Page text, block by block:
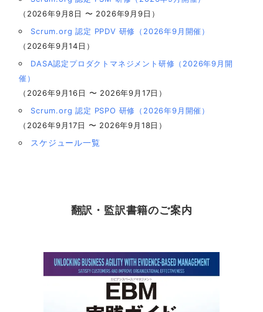
（2026年9月8日 〜 2026年9月9日）
Scrum.org 認定 PPDV 研修（2026年9月開催）
（2026年9月14日）
DASA認定プロダクトマネジメント研修（2026年9月開
催）
（2026年9月16日 〜 2026年9月17日）
Scrum.org 認定 PSPO 研修（2026年9月開催）
（2026年9月17日 〜 2026年9月18日）
スケジュール一覧
翻訳・監訳書籍のご案内